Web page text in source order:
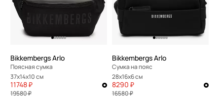
По скорости доставки
Bikkembergs Arlo
Поясная сумка
37x14x10 см
11748 ₽
19580 ₽
Bikkembergs Arlo
Сумка на пояс
28x16x6 см
8290 ₽
16580 ₽